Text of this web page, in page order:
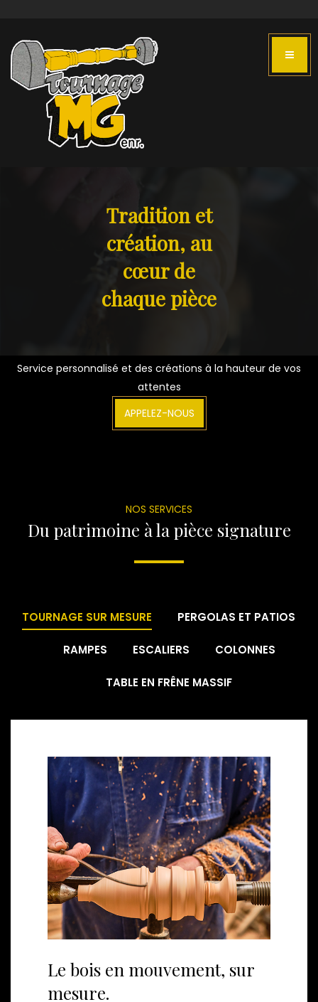
Tradition et
création, au
cœur de
chaque pièce
Service personnalisé et des créations à la hauteur de vos
attentes
APPELEZ-NOUS
NOS SERVICES
Du patrimoine à la pièce signature
TOURNAGE SUR MESURE PERGOLAS ET PATIOS
RAMPES ESCALIERS COLONNES
TABLE EN FRÊNE MASSIF
Le bois en mouvement, sur
mesure.